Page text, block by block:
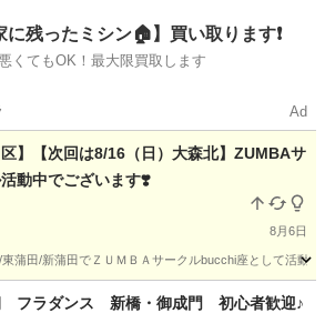
大塚駅 ダンス 踊ってみた
に残ったミシン🏠】買い取ります❗️
くてもOK！最大限買取します
Ad
区】【次回は8/16（日）大森北】ZUMBAサ
動中でございます❣️
8月6日
蒲田/新蒲田でＺＵＭＢＡサークルbucchi座として活動
ズンバ ZUMBA
フラダンス 新橋・御成門 初心者歓迎♪